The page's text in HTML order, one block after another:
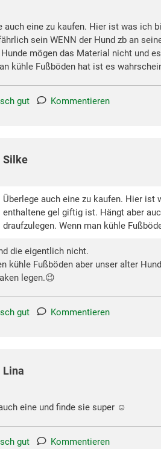
auch eine zu kaufen. Hier ist was ich
sein WENN der Hund zb an
mögen das Material nicht und
kühle Fußböden hat ist es
gut Kommentieren
Silke
Überlege auch eine zu kaufen. Hier ist
enthaltene gel giftig ist. Hängt aber
draufzulegen. Wenn man kühle
die eigentlich nicht.
kühle Fußböden aber unser alter
legen.😉
gut Kommentieren
Lina
eine und finde sie super ☺️
gut Kommentieren